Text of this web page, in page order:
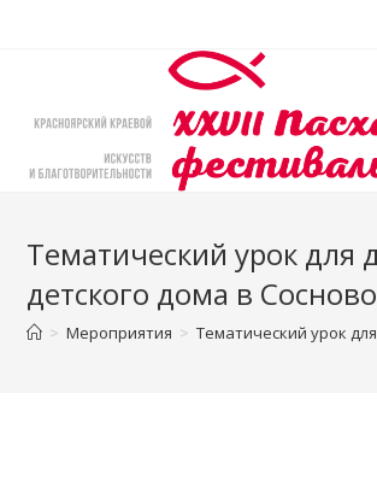
Тематический урок для
детского дома в
> Мероприятия > Тематический урок